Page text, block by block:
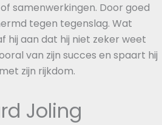
samenwerkingen. Door goed
tegen tegenslag. Wat
hij aan dat hij niet zeker weet
van zijn succes en spaart hij
zijn rijkdom.
Joling